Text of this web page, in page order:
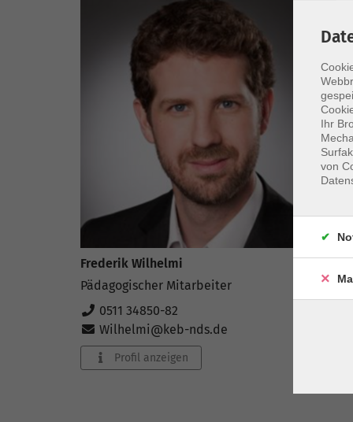
Frederik Wilhelmi
Pädagogischer Mitarbeiter
0511 34850-82
Wilhelmi@keb-nds.de
Profil anzeigen
Ihr
von